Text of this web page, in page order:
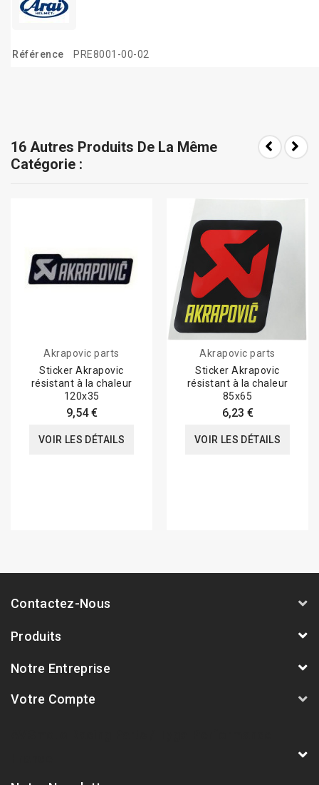
Référence PRE8001-00-02
16 Autres Produits De La Même
Catégorie :
Akrapovic parts
Sticker Akrapovic
résistant à la chaleur
120x35
9,54 €
VOIR LES DÉTAILS
Akrapovic parts
Sticker Akrapovic
résistant à la chaleur
85x65
6,23 €
VOIR LES DÉTAILS
Contactez-Nous
Produits
Notre Entreprise
Votre Compte